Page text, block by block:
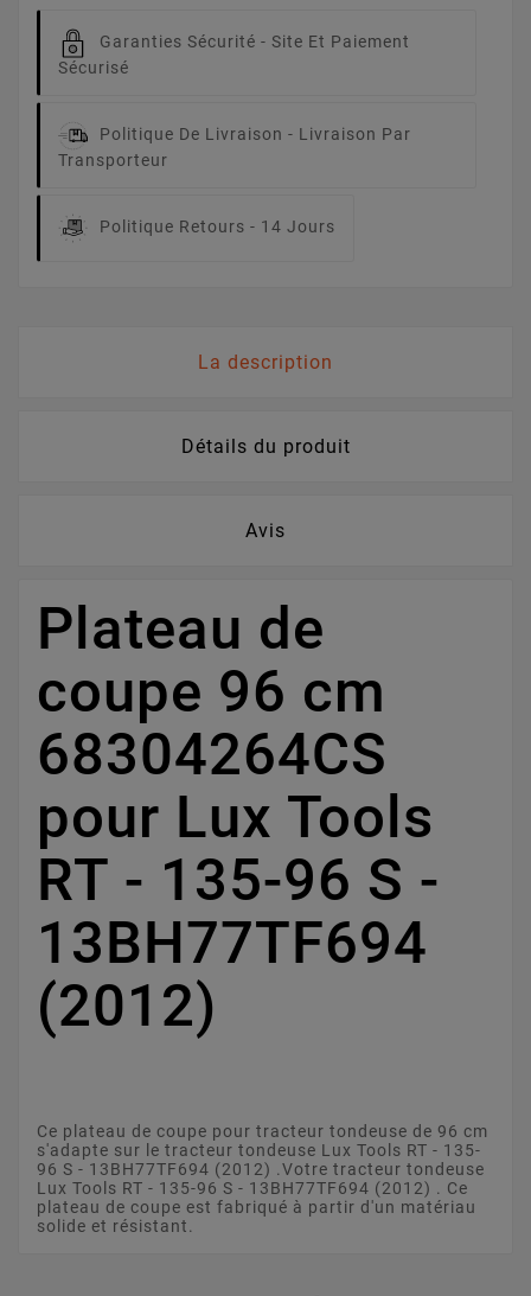
Garanties Sécurité - Site Et Paiement
Sécurisé
Politique De Livraison - Livraison Par
Transporteur
Politique Retours - 14 Jours
La description
Détails du produit
Avis
Plateau de
coupe 96 cm
68304264CS
pour Lux Tools
RT - 135-96 S -
13BH77TF694
(2012)
Ce plateau de coupe pour tracteur tondeuse de 96 cm
s'adapte sur le tracteur tondeuse Lux Tools RT - 135-
96 S - 13BH77TF694 (2012) .Votre tracteur tondeuse
Lux Tools RT - 135-96 S - 13BH77TF694 (2012) . Ce
plateau de coupe est fabriqué à partir d'un matériau
solide et résistant.